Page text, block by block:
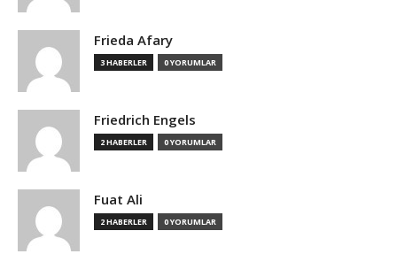
Frieda Afary
3 HABERLER 0 YORUMLAR
Friedrich Engels
2 HABERLER 0 YORUMLAR
Fuat Ali
2 HABERLER 0 YORUMLAR